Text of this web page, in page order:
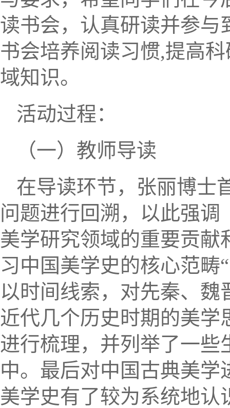
读书会，认真研读并参与
书会培养阅读习惯,提高
域知识。
活动过程：
（一）教师导读
在导读环节，张丽博士
问题进行回溯，以此强
美学研究领域的重要贡
习中国美学史的核心范畴
以时间线索，对先秦、
近代几个历史时期的美
进行梳理，并列举了一些
中。最后对中国古典美
美学史有了较为系统地